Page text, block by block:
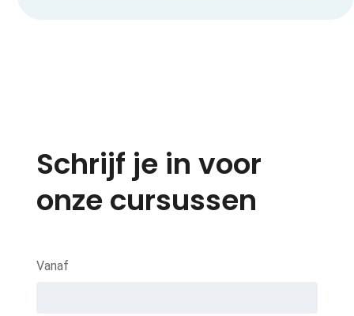
Schrijf je in voor
onze cursussen
Vanaf